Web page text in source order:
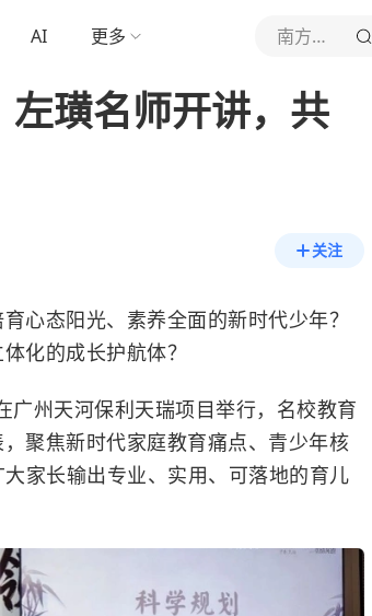
AI 更多 南方都市报
璜名师开讲，共
关注
心态阳光、素养全面的新时代少年？
化的成长护航体？
广州天河保利天瑞项目举行，名校教育
聚焦新时代家庭教育痛点、青少年核
家长输出专业、实用、可落地的育儿